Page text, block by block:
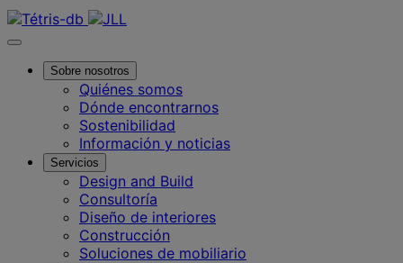
Sobre nosotros
Quiénes somos
Dónde encontrarnos
Sostenibilidad
Información y noticias
Servicios
Design and Build
Consultoría
Diseño de interiores
Construcción
Soluciones de mobiliario